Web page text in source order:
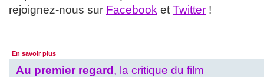
rejoignez-nous sur Facebook et Twitter !
En savoir plus
Au premier regard, la critique du film